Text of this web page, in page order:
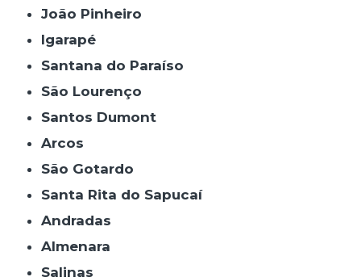
João Pinheiro
Igarapé
Santana do Paraíso
São Lourenço
Santos Dumont
Arcos
São Gotardo
Santa Rita do Sapucaí
Andradas
Almenara
Salinas